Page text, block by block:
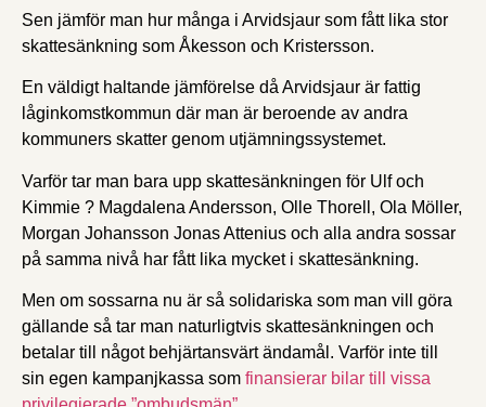
Sen jämför man hur många i Arvidsjaur som fått lika stor
skattesänkning som Åkesson och Kristersson.
En väldigt haltande jämförelse då Arvidsjaur är fattig
låginkomstkommun där man är beroende av andra
kommuners skatter genom utjämningssystemet.
Varför tar man bara upp skattesänkningen för Ulf och
Kimmie ? Magdalena Andersson, Olle Thorell, Ola Möller,
Morgan Johansson Jonas Attenius och alla andra sossar
på samma nivå har fått lika mycket i skattesänkning.
Men om sossarna nu är så solidariska som man vill göra
gällande så tar man naturligtvis skattesänkningen och
betalar till något behjärtansvärt ändamål. Varför inte till
sin egen kampanjkassa som finansierar bilar till vissa